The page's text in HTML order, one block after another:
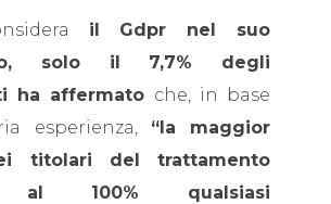
il Gdpr nel suo
solo il 7,7% degli
ha affermato che, in base
esperienza, “la maggior
titolari del trattamento
al 100% qualsiasi